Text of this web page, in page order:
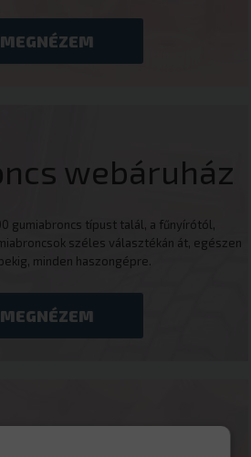
MEGNÉZEM
webáruház
gumiabroncs típust talál, a fűnyírótól,
széles választékán át, egészen
minden haszongépre.
MEGNÉZEM